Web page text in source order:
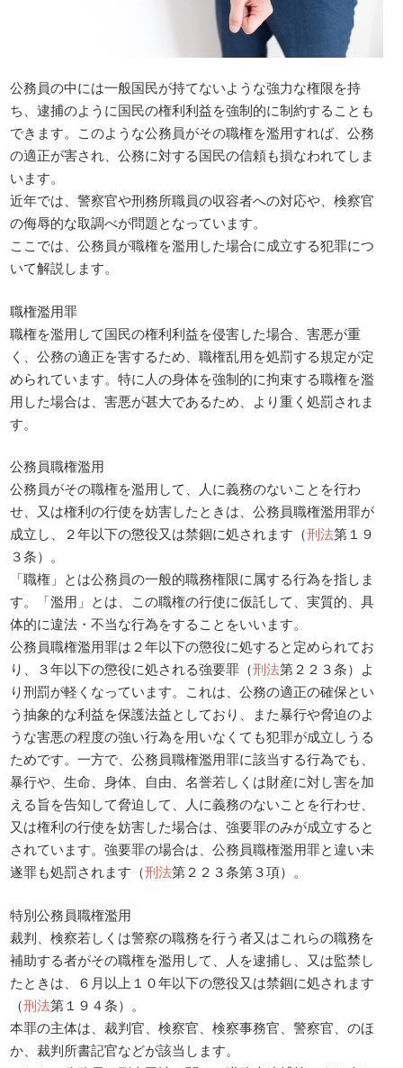
公務員の中には一般国民が持てないような強力な権限を持
ち、逮捕のように国民の権利利益を強制的に制約することも
できます。このような公務員がその職権を濫用すれば、公務
の適正が害され、公務に対する国民の信頼も損なわれてしま
います。
近年では、警察官や刑務所職員の収容者への対応や、検察官
の侮辱的な取調べが問題となっています。
ここでは、公務員が職権を濫用した場合に成立する犯罪につ
いて解説します。
職権濫用罪
職権を濫用して国民の権利利益を侵害した場合、害悪が重
く、公務の適正を害するため、職権乱用を処罰する規定が定
められています。特に人の身体を強制的に拘束する職権を濫
用した場合は、害悪が甚大であるため、より重く処罰されま
す。
公務員職権濫用
公務員がその職権を濫用して、人に義務のないことを行わ
せ、又は権利の行使を妨害したときは、公務員職権濫用罪が
成立し、２年以下の懲役又は禁錮に処されます（刑法第１９
３条）。
「職権」とは公務員の一般的職務権限に属する行為を指しま
す。「濫用」とは、この職権の行使に仮託して、実質的、具
体的に違法・不当な行為をすることをいいます。
公務員職権濫用罪は２年以下の懲役に処すると定められてお
り、３年以下の懲役に処される強要罪（刑法第２２３条）よ
り刑罰が軽くなっています。これは、公務の適正の確保とい
う抽象的な利益を保護法益としており、また暴行や脅迫のよ
うな害悪の程度の強い行為を用いなくても犯罪が成立しうる
ためです。一方で、公務員職権濫用罪に該当する行為でも、
暴行や、生命、身体、自由、名誉若しくは財産に対し害を加
える旨を告知して脅迫して、人に義務のないことを行わせ、
又は権利の行使を妨害した場合は、強要罪のみが成立すると
されています。強要罪の場合は、公務員職権濫用罪と違い未
遂罪も処罰されます（刑法第２２３条第３項）。
特別公務員職権濫用
裁判、検察若しくは警察の職務を行う者又はこれらの職務を
補助する者がその職権を濫用して、人を逮捕し、又は監禁し
たときは、６月以上１０年以下の懲役又は禁錮に処されます
（刑法第１９４条）。
本罪の主体は、裁判官、検察官、検察事務官、警察官、のほ
か、裁判所書記官などが該当します。